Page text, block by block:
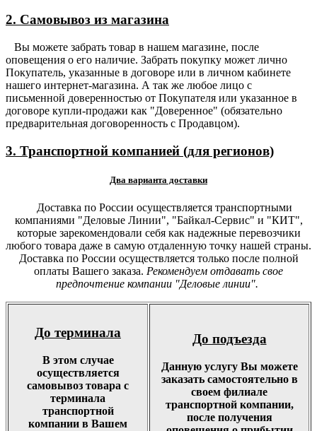
2. Самовывоз из магазина
Вы можете забрать товар в нашем магазине, после
оповещения о его наличие. Забрать покупку может лично
Покупатель, указанные в договоре или в личном кабинете
нашего интернет-магазина. А так же любое лицо с
письменной доверенностью от Покупателя или указанное в
договоре купли-продажи как "Доверенное" (обязательно
предварительная договоренность с Продавцом).
3. Транспортной компанией (для регионов)
Два варианта доставки
Доставка по России осуществляется транспортными
компаниями "Деловые Линии", "Байкал-Сервис" и "КИТ",
которые зарекомендовали себя как надежные перевозчики
любого товара даже в самую отдаленную точку нашей страны.
Доставка по России осуществляется только после полной
оплаты Вашего заказа. Рекомендуем отдавать свое
предпочтение компании "Деловые линии".
До терминала
В этом случае
осуществляется
самовывоз товара с
терминала
транспортной
компании в Вашем
До подъезда
Данную услугу Вы можете
заказать самостоятельно в
своем филиале
транспортной компании,
после получения